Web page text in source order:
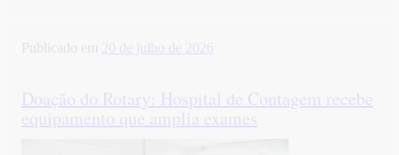
Publicado em 20 de julho de 2026
Doação do Rotary: Hospital de Contagem recebe
equipamento que amplia exames